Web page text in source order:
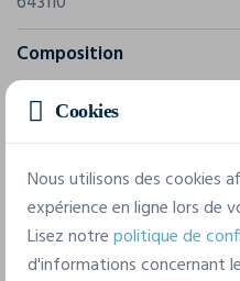
Composition
1: 70% laine merino, 30%
polypropylene
8 tailles disponibles
XS S M
Cookies
Nous utilisons des cookies
expérience en ligne lors de
Lisez notrepolitique de
d'informations concernant